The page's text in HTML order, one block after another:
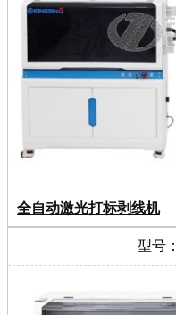
全自动激光打标剥线机
型号